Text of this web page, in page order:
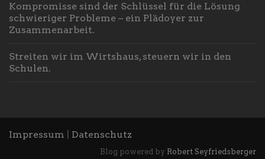
Kompromisse sind der Schlüssel für die Lösung
schwieriger Probleme – ein Plädoyer zur
Zusammenarbeit.
Streiten wir im Wirtshaus, steuern wir in den
Schulen.
Impressum Datenschutz
Blog powered by Robert Seyfriedsberger